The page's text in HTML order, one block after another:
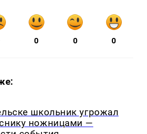
0 0 0
школьник угрожал
ножницами —